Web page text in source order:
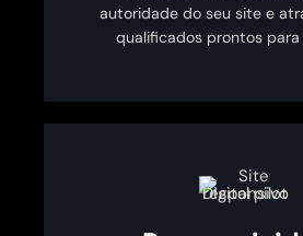
autoridade do seu site e
qualificados prontos para